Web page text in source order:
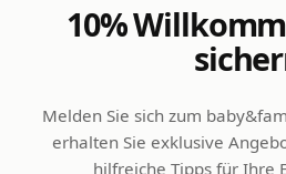
10%
Melden Sie sich zum
erhalten Sie exklusive
hilfreiche Tipps für Ihre